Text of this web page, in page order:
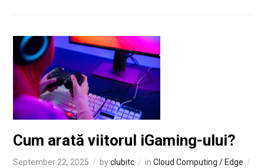
Cum arată viitorul iGaming-ului?
September 22, 2025 byclubitc in Cloud Computing / Edge